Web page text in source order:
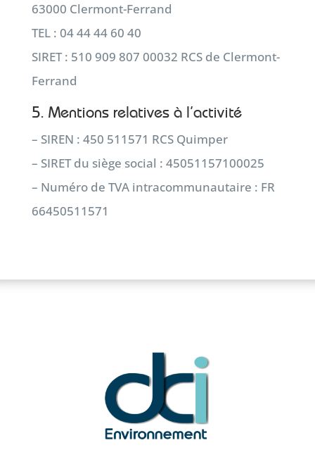
63000 Clermont-Ferrand
TEL : 04 44 44 60 40
SIRET : 510 909 807 00032 RCS de Clermont-
Ferrand
5. Mentions relatives à l’activité
– SIREN : 450 511571 RCS Quimper
– SIRET du siège social : 45051157100025
– Numéro de TVA intracommunautaire : FR
66450511571